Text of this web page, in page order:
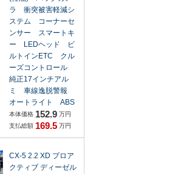
ラ 衝突被害軽減シ
ステム コーナーセ
ンサー スマートキ
ー LEDヘッド ビ
ルトインETC クル
ーズコントロール
純正17インチアル
ミ 車線逸脱警報
オートライト ABS
本体価格 152.9 万円
支払総額 169.5 万円
CX-5 2.2 XD プロア
クティブ ディーゼル